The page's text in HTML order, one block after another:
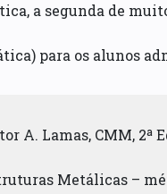
a segunda de
para os alunos
A. Lamas, CMM, 2ª
Metálicas –